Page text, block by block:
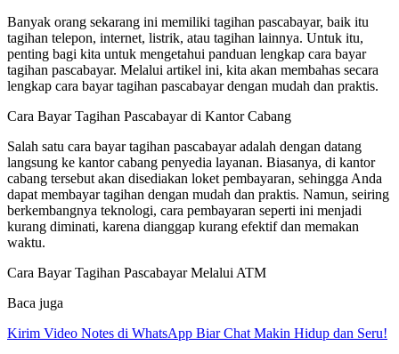
Banyak orang sekarang ini memiliki tagihan pascabayar, baik itu
tagihan telepon, internet, listrik, atau tagihan lainnya. Untuk itu,
penting bagi kita untuk mengetahui panduan lengkap cara bayar
tagihan pascabayar. Melalui artikel ini, kita akan membahas secara
lengkap cara bayar tagihan pascabayar dengan mudah dan praktis.
Cara Bayar Tagihan Pascabayar di Kantor Cabang
Salah satu cara bayar tagihan pascabayar adalah dengan datang
langsung ke kantor cabang penyedia layanan. Biasanya, di kantor
cabang tersebut akan disediakan loket pembayaran, sehingga Anda
dapat membayar tagihan dengan mudah dan praktis. Namun, seiring
berkembangnya teknologi, cara pembayaran seperti ini menjadi
kurang diminati, karena dianggap kurang efektif dan memakan
waktu.
Cara Bayar Tagihan Pascabayar Melalui ATM
Baca juga
Kirim Video Notes di WhatsApp Biar Chat Makin Hidup dan Seru!